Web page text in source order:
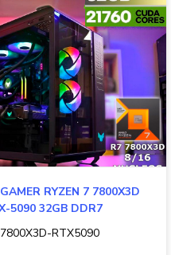
RYZEN 7 7800X3D
5090 32GB DDR7
RTX5090